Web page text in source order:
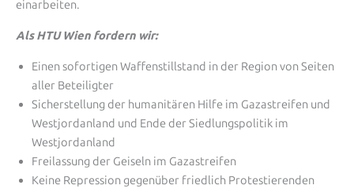
einarbeiten.
Als HTU Wien fordern wir:
Einen sofortigen Waffenstillstand in der Region von Seiten
aller Beteiligter
Sicherstellung der humanitären Hilfe im Gazastreifen und
Westjordanland und Ende der Siedlungspolitik im
Westjordanland
Freilassung der Geiseln im Gazastreifen
Keine Repression gegenüber friedlich Protestierenden